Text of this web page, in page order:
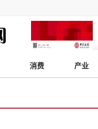
消费 产业